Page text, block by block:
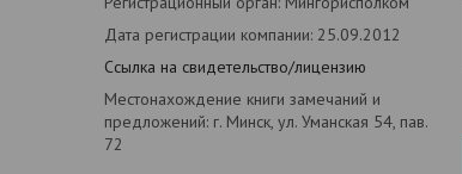
Дата регистрации компании: 25.09.2012
Ссылка на свидетельство/лицензию
Местонахождение книги замечаний и
предложений: г. Минск, ул. Уманская 54, пав.
72